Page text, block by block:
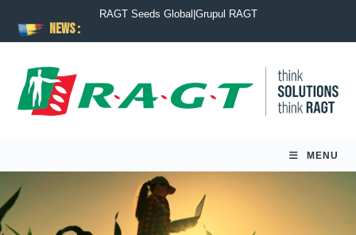
News :
RAGT Seeds Global Grupul RAGT
MENU